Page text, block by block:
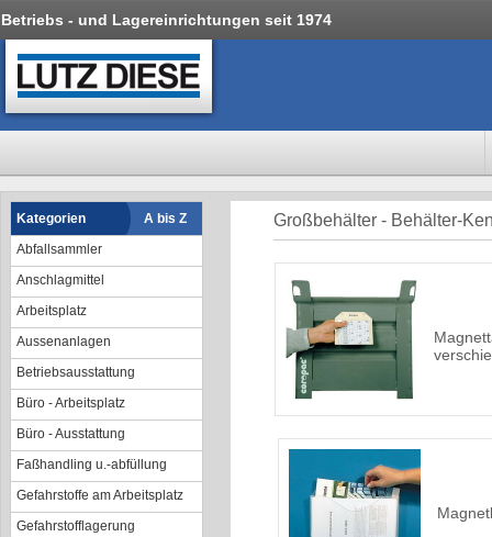
Betriebs - und Lagereinrichtungen seit 1974
Kategorien
A bis Z
Abfallsammler
Anschlagmittel
Arbeitsplatz
Aussenanlagen
Betriebsausstattung
Büro - Arbeitsplatz
Büro - Ausstattung
Faßhandling u.-abfüllung
Gefahrstoffe am Arbeitsplatz
Gefahrstofflagerung
Großbehälter - Behälter-